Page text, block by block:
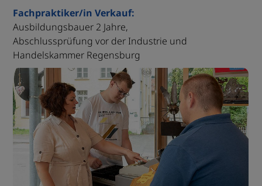
Fachpraktiker/in Verkauf:
Ausbildungsbauer 2 Jahre,
Abschlussprüfung vor der Industrie und
Handelskammer Regensburg